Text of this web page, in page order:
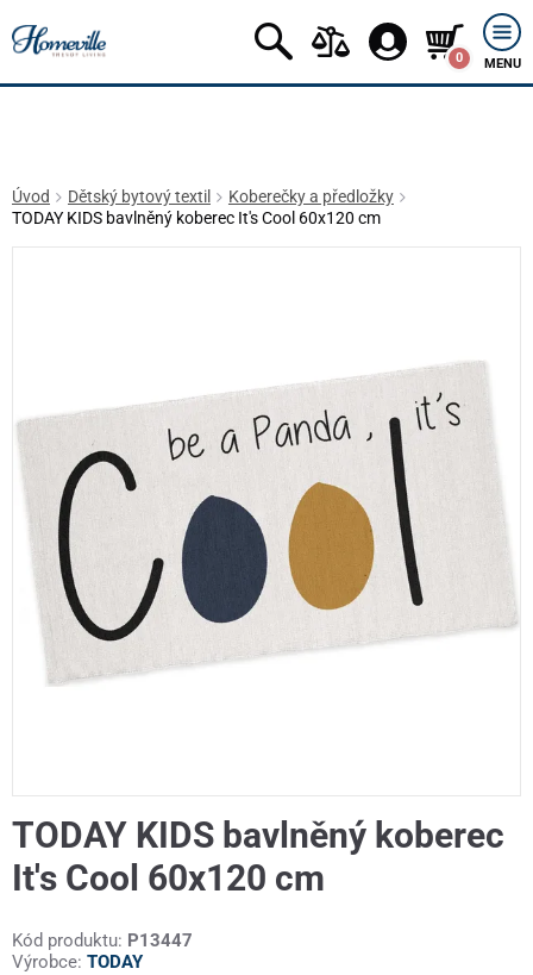
0 MENU
Úvod Dětský bytový textil
Koberečky a předložky
TODAY KIDS bavlněný koberec It's Cool 60x120 cm
TODAY KIDS bavlněný koberec
It's Cool 60x120 cm
Kód produktu: P13447
Výrobce: TODAY